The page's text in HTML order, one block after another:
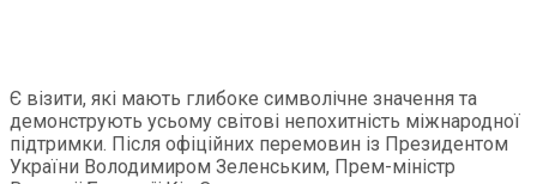
Є візити, які мають глибоке символічне значення та
демонструють усьому світові непохитність міжнародної
підтримки. Після офіційних перемовин із Президентом
України Володимиром Зеленським, Прем-міністр